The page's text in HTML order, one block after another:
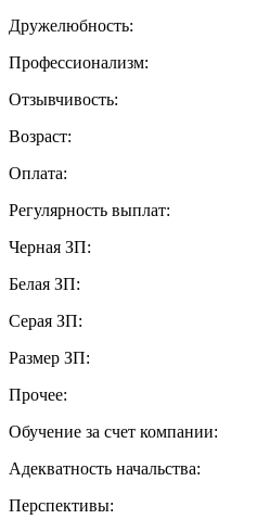
Дружелюбность:
Профессионализм:
Отзывчивость:
Возраст:
Оплата:
Регулярность выплат:
Черная ЗП:
Белая ЗП:
Серая ЗП:
Размер ЗП:
Прочее:
Обучение за счет компании:
Адекватность начальства:
Перспективы: